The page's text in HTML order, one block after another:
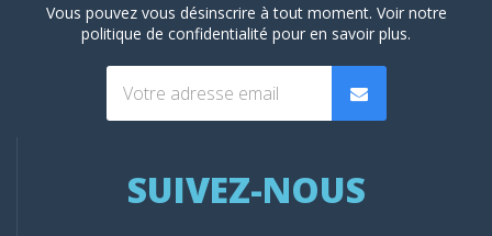
Vous pouvez vous désinscrire à tout moment. Voir notre
politique de confidentialité pour en savoir plus.
SUIVEZ-NOUS